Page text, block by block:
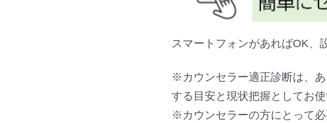
スマートフォンがあればOK、
※カウンセラー適正診断は、
する目安と現状把握としてお使
※カウンセラーの方にとって